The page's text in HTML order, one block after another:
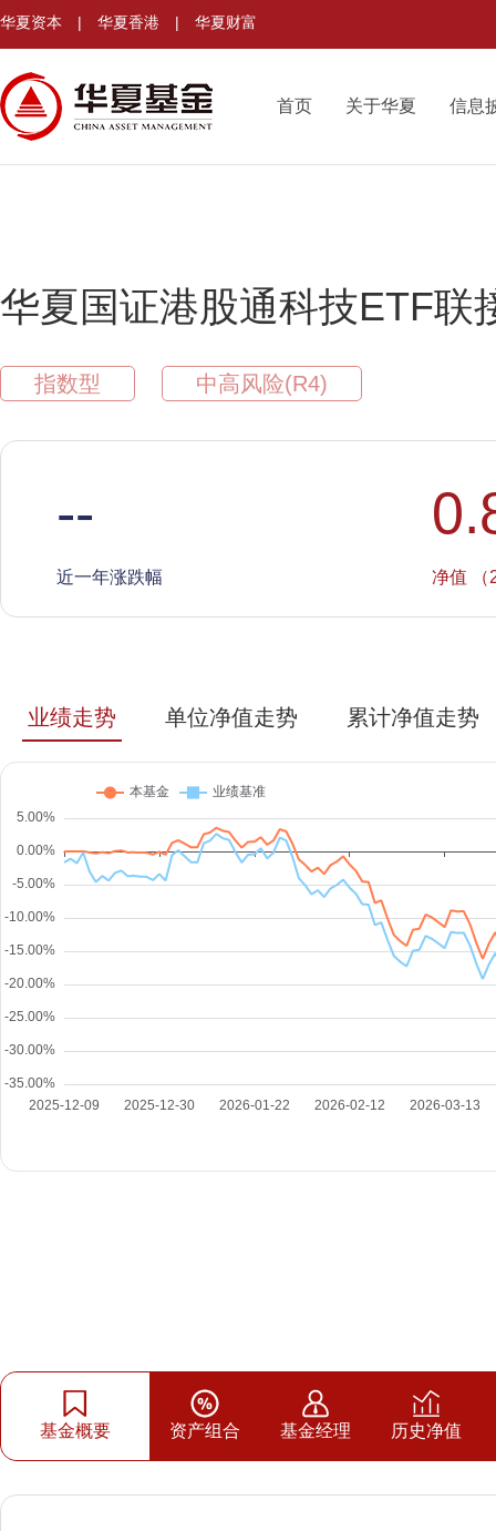
华夏资本 | 华夏香港 | 华夏财富
首页 关于华夏 信息
华夏国证港股通科技ETF联
指数型 中高风险(R4)
--
近一年涨跌幅 净值 （
业绩走势 单位净值走势 累计净值走势
基金概要 资产组合 基金经理 历史净值